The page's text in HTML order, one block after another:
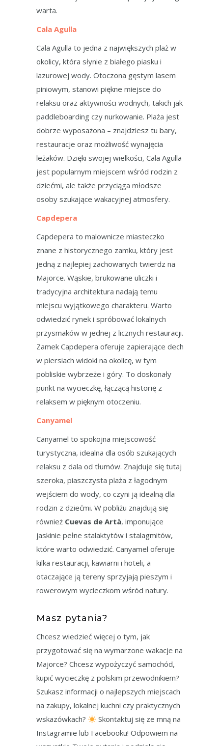
warta.
Cala Agulla
Cala Agulla to jedna z największych plaż w
okolicy, która słynie z białego piasku i
lazurowej wody. Otoczona gęstym lasem
piniowym, stanowi piękne miejsce do
relaksu oraz aktywności wodnych, takich jak
paddleboarding czy nurkowanie. Plaża jest
dobrze wyposażona – znajdziesz tu bary,
restauracje oraz możliwość wynajęcia
leżaków. Dzięki swojej wielkości, Cala Agulla
jest popularnym miejscem wśród rodzin z
dziećmi, ale także przyciąga młodsze
osoby szukające wakacyjnej atmosfery.
Capdepera
Capdepera to malownicze miasteczko
znane z historycznego zamku, który jest
jedną z najlepiej zachowanych twierdz na
Majorce. Wąskie, brukowane uliczki i
tradycyjna architektura nadają temu
miejscu wyjątkowego charakteru. Warto
odwiedzić rynek i spróbować lokalnych
przysmaków w jednej z licznych restauracji.
Zamek Capdepera oferuje zapierające dech
w piersiach widoki na okolicę, w tym
pobliskie wybrzeże i góry. To doskonały
punkt na wycieczkę, łączącą historię z
relaksem w pięknym otoczeniu.
Canyamel
Canyamel to spokojna miejscowość
turystyczna, idealna dla osób szukających
relaksu z dala od tłumów. Znajduje się tutaj
szeroka, piaszczysta plaża z łagodnym
wejściem do wody, co czyni ją idealną dla
rodzin z dziećmi. W pobliżu znajdują się
również Cuevas de Artà, imponujące
jaskinie pełne stalaktytów i stalagmitów,
które warto odwiedzić. Canyamel oferuje
kilka restauracji, kawiarni i hoteli, a
otaczające ją tereny sprzyjają pieszym i
rowerowym wycieczkom wśród natury.
Masz pytania?
Chcesz wiedzieć więcej o tym, jak
przygotować się na wymarzone wakacje na
Majorce? Chcesz wypożyczyć samochód,
kupić wycieczkę z polskim przewodnikiem?
Szukasz informacji o najlepszych miejscach
na zakupy, lokalnej kuchni czy praktycznych
wskazówkach?
Skontaktuj się ze mną na
Instagramie lub Facebooku! Odpowiem na